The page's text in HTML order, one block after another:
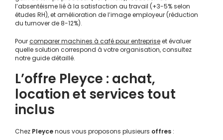
l’absentéisme lié à la satisfaction au travail (+3-5% selon
études RH), et amélioration de l’image employeur (réduction
du turnover de 8-12%).
Pourcomparer machines à café pour entrepriseet évaluer
quelle solution correspond à votre organisation, consultez
notre guide détaillé.
L’offre Pleyce : achat,
location et services tout
inclus
Chez Pleycenous vous proposons plusieurs offres :